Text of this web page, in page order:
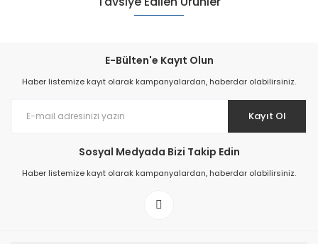
102-T Şeffaf Kadın Terlik - Siyah
E-Bülten'e Kayıt Olun
Haber listemize kayıt olarak kampanyalardan, haberdar olabilirsiniz.
Kayıt Ol
Sosyal Medyada Bizi Takip Edin
Haber listemize kayıt olarak kampanyalardan, haberdar olabilirsiniz.